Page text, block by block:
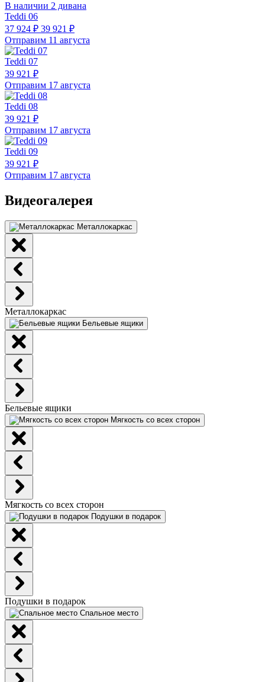
В наличии 2 дивана
Teddi 06
37 924 ₽ 39 921 ₽
Отправим 11 августа
Teddi 07
39 921 ₽
Отправим 17 августа
Teddi 08
39 921 ₽
Отправим 17 августа
Teddi 09
39 921 ₽
Отправим 17 августа
Видеогалерея
Металлокаркас
Металлокаркас
Бельевые ящики
Бельевые ящики
Мягкость со всех сторон
Мягкость со всех сторон
Подушки в подарок
Подушки в подарок
Спальное место